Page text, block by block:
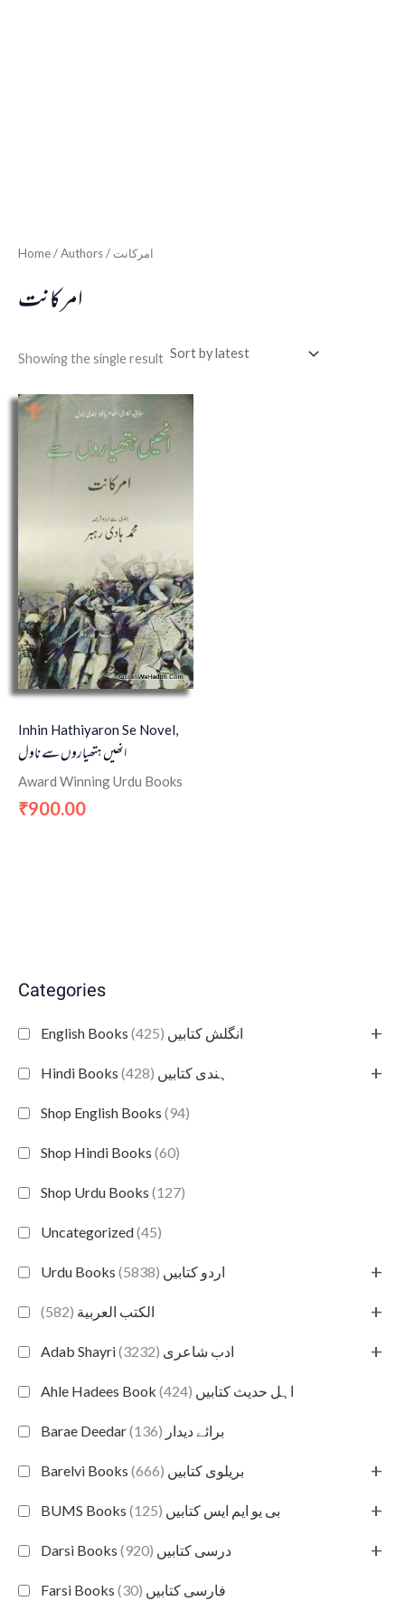
Categories
English Books انگلش کتابیں (425) +
Hindi Books ہندی کتابیں (428) +
Shop English Books (94)
Shop Hindi Books (60)
Shop Urdu Books (127)
Uncategorized(45)
Urdu Books اردو کتابیں (5838) +
الكتب العربية (582) +
Adab Shayri ادب شاعری (3232) +
Ahle Hadees Book اہل حدیث کتابیں (424)
Barae Deedar برائے دیدار (136)
Barelvi Books بریلوی کتابیں (666) +
BUMS Books بی یو ایم ایس کتابیں (125) +
Darsi Books درسی کتابیں (920) +
Farsi Books فارسی کتابیں (30)
Home / Authors / امرکانت
امرکانت
Showing the single result
Inhin Hathiyaron Se Novel,
انھیں ہتھیاروں سے ناول
Award Winning Urdu Books
₹900.00